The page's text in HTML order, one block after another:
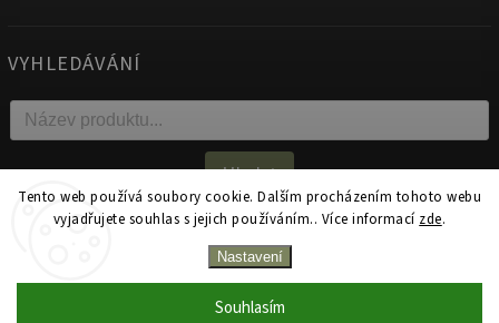
Tento web používá soubory cookie. Dalším procházením tohoto webu
vyjadřujete souhlas s jejich používáním.. Více informací zde.
Nastavení
Souhlasím
Zakázková výroba na produkty Ego Combat od 1 kusu!
VYHLEDÁVÁNÍ
Hledat
egocombat.cz. Všechna práva vyhrazena.
Upravit nastavení cookies
Shoptet| DesignShoptak.cz.